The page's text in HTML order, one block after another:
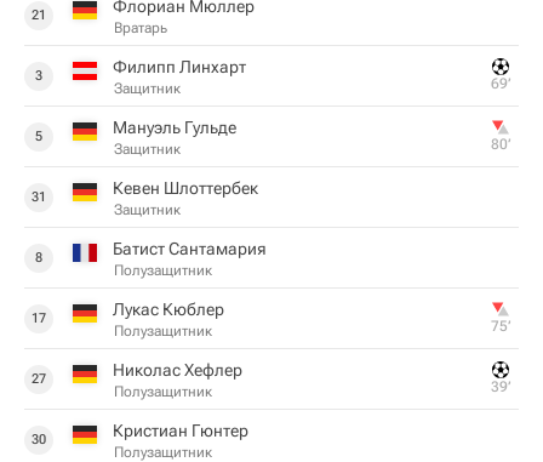
21 Флориан Мюллер
Вратарь
3 Филипп Линхарт
Защитник 69‎’‎
5 Мануэль Гульде
Защитник 80‎’‎
31 Кевен Шлоттербек
Защитник
8 Батист Сантамария
Полузащитник
17 Лукас Кюблер
Полузащитник 75‎’‎
27 Николас Хефлер
Полузащитник 39‎’‎
30 Кристиан Гюнтер
Полузащитник